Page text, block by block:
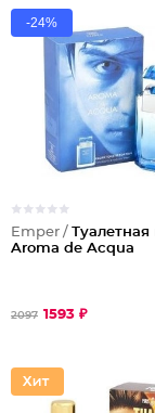
-24%
Emper / Туалетная
Aroma de Acqua
2097 1593 ₽